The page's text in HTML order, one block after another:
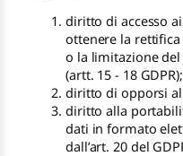
diritto di accesso
ottenere la rettifica
o la limitazione
(artt. 15 - 18 GDPR);
diritto di opporsi al
diritto alla
dati in formato
dall’art. 20 del